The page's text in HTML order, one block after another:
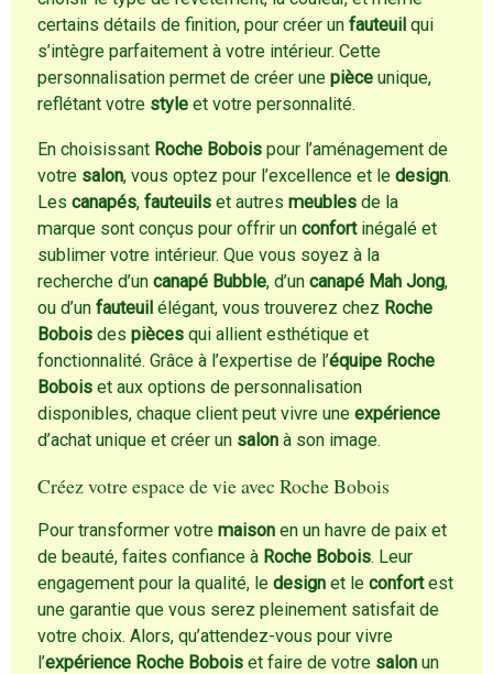
certains détails de finition, pour créer unfauteuil qui
s’intègre parfaitement à votre intérieur. Cette
personnalisation permet de créer unepièce unique,
reflétant votre style et votre personnalité.
En choisissant Roche Bobois pour l’aménagement de
votre salon, vous optez pour l’excellence et ledesign.
Lescanapés,fauteuils et autresmeubles de la
marque sont conçus pour offrir unconfortinégalé et
sublimer votre intérieur. Que vous soyez à la
recherche d’uncanapé Bubble, d’uncanapé Mah Jong,
ou d’unfauteuil élégant, vous trouverez chez Roche
Bobois despièces qui allient esthétique et
fonctionnalité. Grâce à l’expertise de l’équipe Roche
Bobois et aux options de personnalisation
disponibles, chaque client peut vivre uneexpérience
d’achat unique et créer un salon à son image.
Créez votre espace de vie avec Roche Bobois
Pour transformer votremaison en un havre de paix et
de beauté, faites confiance à Roche Bobois. Leur
engagement pour la qualité, ledesign et leconfortest
une garantie que vous serez pleinement satisfait de
votre choix. Alors, qu’attendez-vous pour vivre
l’expérience Roche Bobois et faire de votre salon un